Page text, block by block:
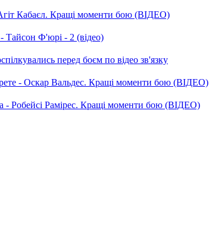
Кабаєл. Кращі моменти бою (ВІДЕО)
Тайсон Ф'юрі - 2 (відео)
перед боєм по відео зв'язку
- Оскар Вальдес. Кращі моменти бою (ВІДЕО)
- Робейсі Рамірес. Кращі моменти бою (ВІДЕО)